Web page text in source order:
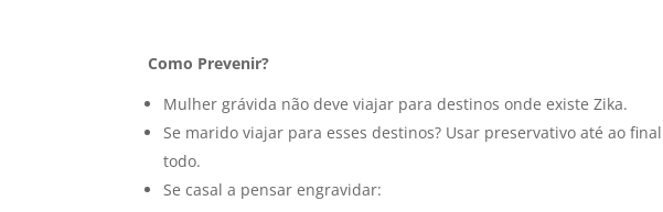
Como Prevenir?
Mulher grávida não deve viajar para destinos onde existe Zika.
Se marido viajar para esses destinos? Usar preservativo até ao
todo.
Se casal a pensar engravidar: